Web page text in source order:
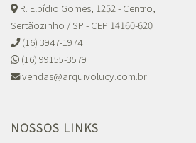
R. Elpídio Gomes, 1252 - Centro,
Sertãozinho / SP - CEP:14160-620
(16) 3947-1974
(16) 99155-3579
vendas@arquivolucy.com.br
NOSSOS LINKS